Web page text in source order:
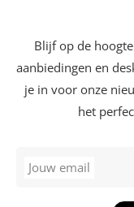
Blijf op de
aanbiedingen en
je in voor onze
het
Jouw email